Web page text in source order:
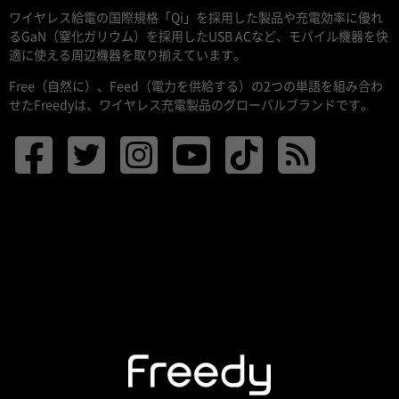
ワイヤレス給電の国際規格「Qi」を採用した製品や充電効率に優れ
るGaN（窒化ガリウム）を採用したUSB ACなど、モバイル機器を快
適に使える周辺機器を取り揃えています。
Free（自然に）、Feed（電力を供給する）の2つの単語を組み合わ
せたFreedyは、ワイヤレス充電製品のグローバルブランドです。